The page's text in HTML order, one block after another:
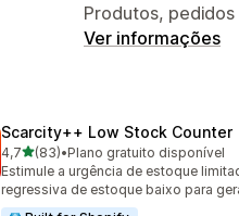
Produtos, pedidos
Ver informações
Scarcity++ Low Stock Counter
4,7de 5 estrelas
(83)
83 avaliações ao todo
•Plano gratuito disponível
Estimule a urgência de estoque
regressiva de estoque baixo para